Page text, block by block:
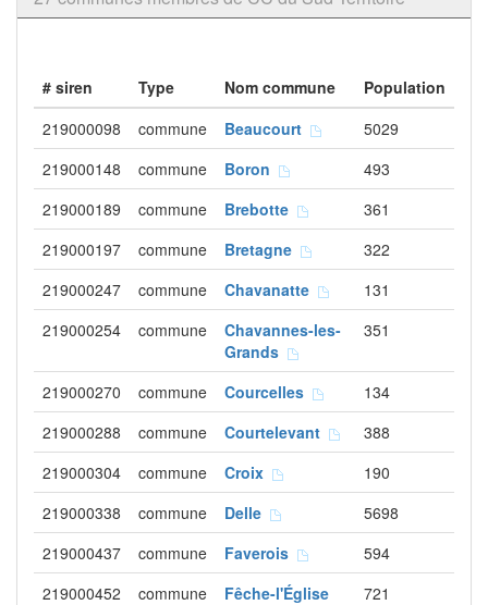
# siren Type Nom commune
Population
219000098
commune Beaucourt
5029
219000148
commune Boron
493
219000189
commune Brebotte
361
219000197
commune Bretagne
322
219000247
commune Chavanatte
131
219000254
commune
Chavannes-les-
Grands
351
219000270 commune Courcelles
134
219000288
commune Courtelevant
388
219000304
commune Croix
190
219000338
commune Delle
5698
219000437
commune Faverois
594
219000452
commune Fêche-l'Église 721